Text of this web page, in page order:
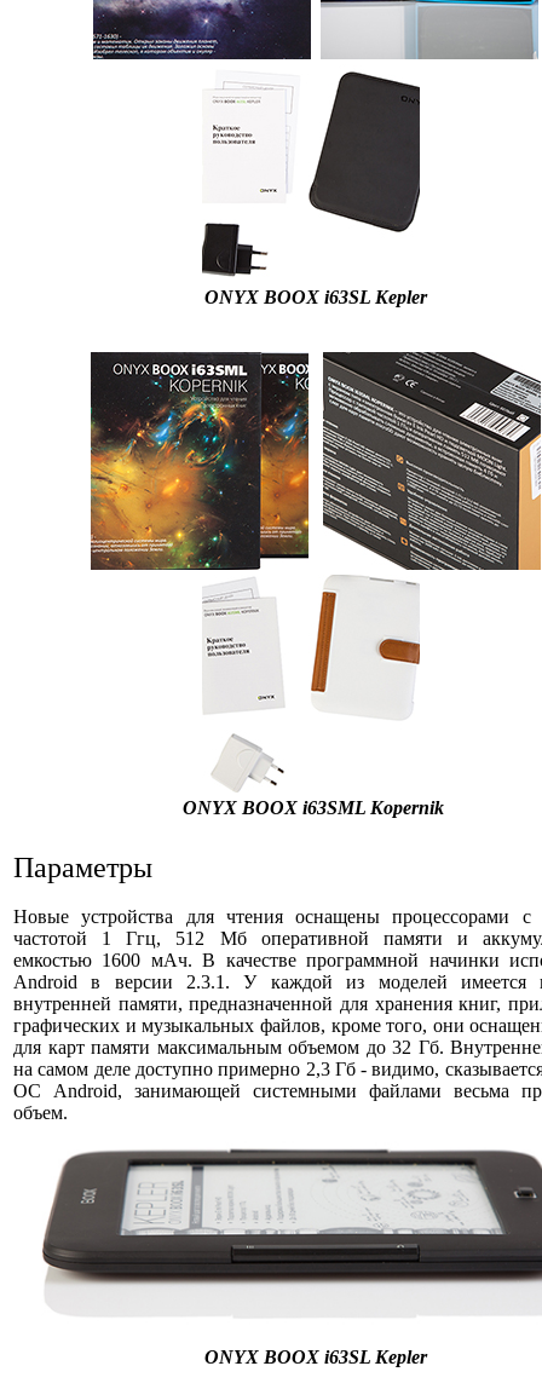
ONYX BOOX i63SL Kepler
ONYX BOOX i63SML Kopernik
Параметры
Новые устройства для чтения оснащены процессорами с
частотой 1 Ггц, 512 Мб оперативной памяти и
емкостью 1600 мАч. В качестве программной начинки
Android в версии 2.3.1. У каждой из моделей
внутренней памяти, предназначенной для хранения книг,
графических и музыкальных файлов, кроме того, они
для карт памяти максимальным объемом до 32 Гб.
на самом деле доступно примерно 2,3 Гб - видимо,
ОС Android, занимающей системными файлами весьма
объем.
ONYX BOOX i63SL Kepler